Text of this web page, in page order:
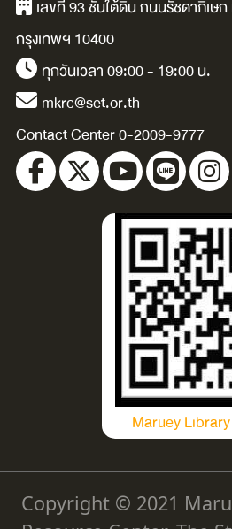
confidence to
enjoy your
bigger future /
Michael Merlin.
เลขที่ 93 ชั้นใต้ดิน ถนนรัชดาภิเษก
กรุงเทพฯ 10400
ทุกวันเวลา 09:00 - 19:00 น.
mkrc@set.or.th
Contact Center 0-2009-9777
Maruey
Copyright © 2021